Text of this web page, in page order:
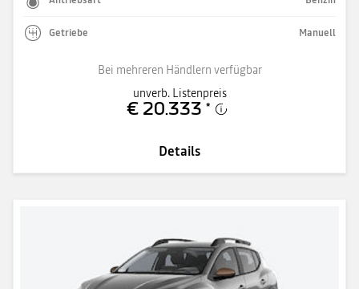
Getriebe Manuell
Bei mehreren Händlern verfügbar
unverb. Listenpreis
€ 20.333 *
Details